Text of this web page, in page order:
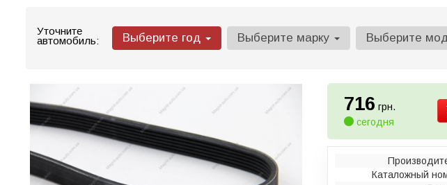
Уточните
автомобиль:
Выберите год Выберите марку Выберите
716 грн.
сегодня
Каталожный